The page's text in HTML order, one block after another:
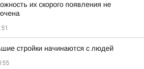
их скорого появления не
стройки начинаются с людей